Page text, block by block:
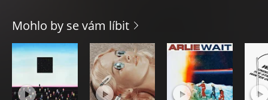
Mohlo by se vám líbit